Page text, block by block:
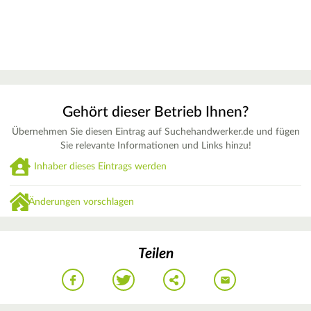
Gehört dieser Betrieb Ihnen?
Übernehmen Sie diesen Eintrag auf Suchehandwerker.de und fügen
Sie relevante Informationen und Links hinzu!
Inhaber dieses Eintrags werden
Änderungen vorschlagen
Teilen